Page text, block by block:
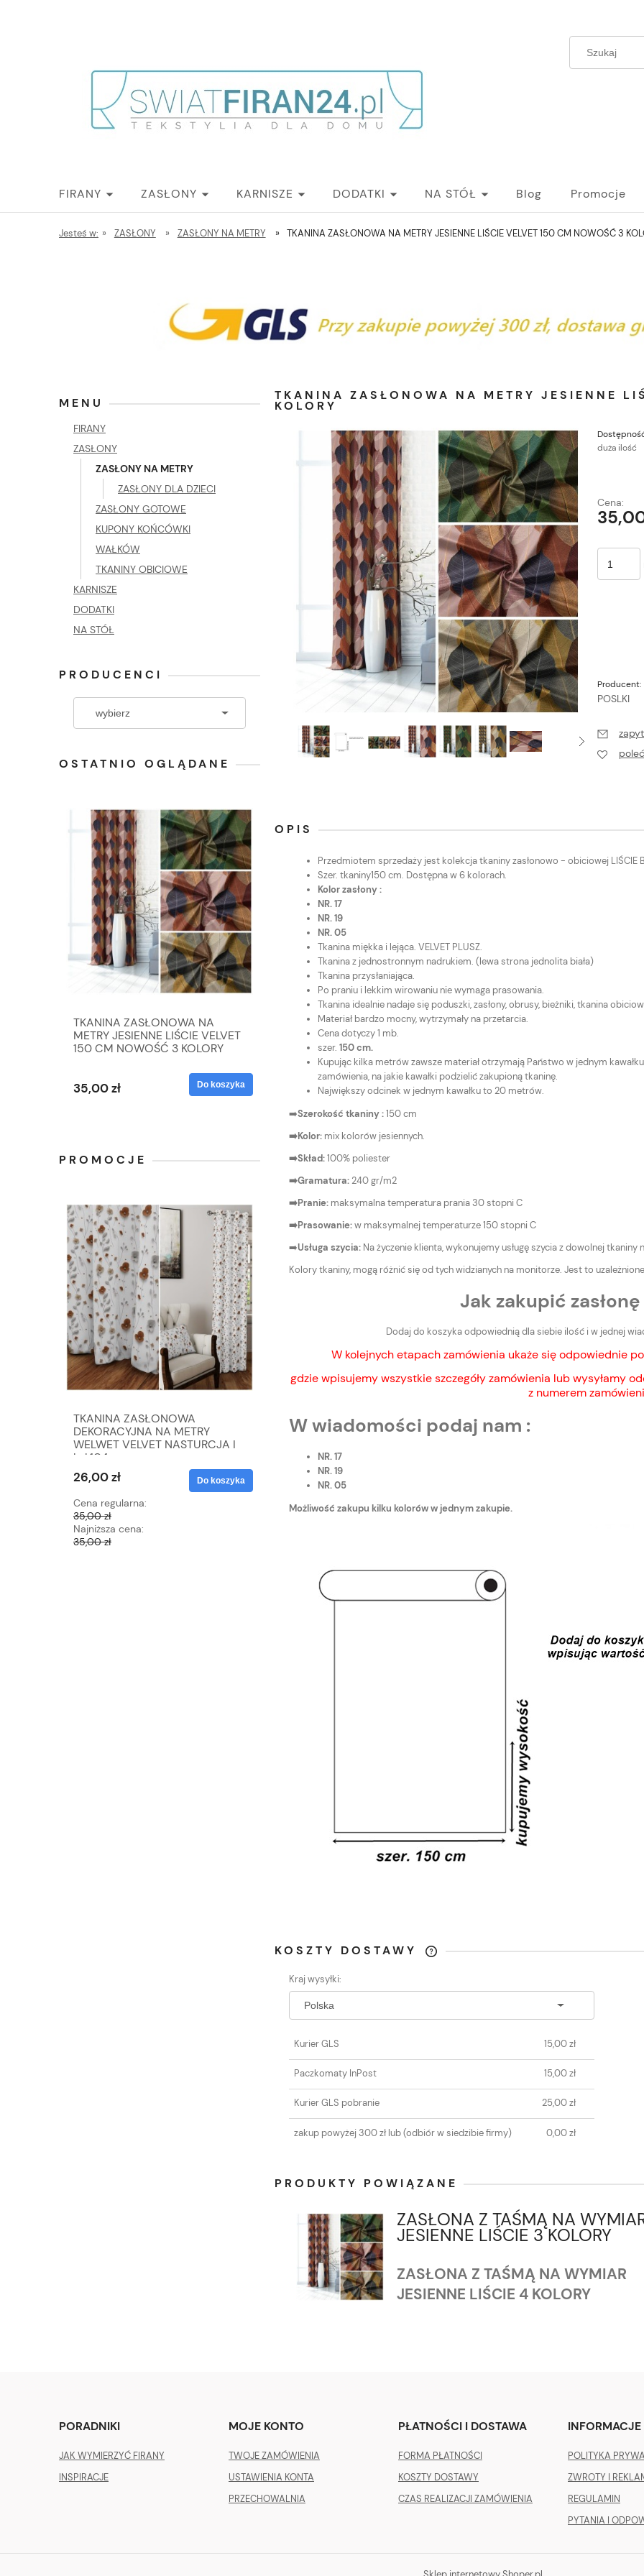
FIRANY ZASŁONY KARNISZE DODATKI NA STÓŁ Blog Promocje
Jesteś w: » ZASŁONY » ZASŁONY NA METRY » TKANINA ZASŁONOWA NA METRY JESIENNE LIŚCIE VELVET 150 CM NOWOŚĆ 3
MENU
FIRANY
ZASŁONY
ZASŁONY NA METRY
ZASŁONY DLA DZIECI
ZASŁONY GOTOWE
KUPONY KOŃCÓWKI
WAŁKÓW
TKANINY OBICIOWE
KARNISZE
DODATKI
NA STÓŁ
PRODUCENCI
OSTATNIO OGLĄDANE
TKANINA ZASŁONOWA NA
METRY JESIENNE LIŚCIE VELVET
150 CM NOWOŚĆ 3 KOLORY
35,00 zł Do koszyka
PROMOCJE
TKANINA ZASŁONOWA
DEKORACYJNA NA METRY
WELWET VELVET NASTURCJA I
kol.104
26,00 zł
Cena regularna:
35,00 zł
Najniższa cena:
35,00 zł
Do koszyka
TKANINA ZASŁONOWA
DEKORACYJNA NA METRY
26,00 zł
Cena regularna:
35,00 zł
TKANINA ZASŁONOWA
DEKORACYJNA NA METRY
Cena regularna:
35,00 zł
TKANINA ZASŁONOWA NA METRY JESIENNE
KOLORY
duża ilość
Cena:
Producent:
POSLKI
OPIS
Przedmiotem sprzedaży jest kolekcja tkaniny zasłonowo - obiciowej LIŚCIE
Szer. tkaniny150 cm. Dostępna w 6 kolorach.
Kolor zasłony :
NR. 17
NR. 19
NR. 05
Tkanina miękka i lejąca. VELVET PLUSZ.
Tkanina z jednostronnym nadrukiem. (lewa strona jednolita biała)
Tkanina przysłaniająca.
Po praniu i lekkim wirowaniu nie wymaga prasowania.
Tkanina idealnie nadaje się poduszki, zasłony, obrusy, bieżniki, tkanina
Materiał bardzo mocny, wytrzymały na przetarcia.
Cena dotyczy 1 mb.
szer. 150 cm.
Kupując kilka metrów zawsze materiał otrzymają Państwo w jednym
zamówienia, na jakie kawałki podzielić zakupioną tkaninę.
Największy odcinek w jednym kawałku to 20 metrów.
➡️Szerokość tkaniny :150 cm
➡️Kolor: mix kolorów jesiennych.
➡️Skład:100% poliester
➡️Gramatura:240 gr/m2
➡️Pranie: maksymalna temperatura prania 30 stopni C
➡️Prasowanie:w maksymalnej temperaturze 150 stopni C
➡️Usługa szycia: Na życzenie klienta, wykonujemy usługę szycia z dowolnej tkaniny
Kolory tkaniny, mogą różnić się od tych widzianych na monitorze. Jest to
Jak zakupić
Dodaj do koszyka odpowiednią dla siebie ilość i w jednej
W kolejnych etapach zamówienia ukaże się odpowiednie
gdzie wpisujemy wszystkie szczegóły zamówienia lub wysyłamy
z numerem
W wiadomości podaj nam :
NR. 17
NR. 19
NR. 05
Możliwość zakupu kilku kolorów w jednym zakupie.
KOSZTY DOSTAWY
EWENTUALNYCH KOSZTÓW
Kraj wysyłki:
Kurier GLS 15,00 zł
Paczkomaty InPost 15,00 zł
Kurier GLS pobranie 25,00 zł
zakup powyżej 300 zł lub(odbiór w siedzibie firmy) 0,00 zł
PRODUKTY POWIĄZANE
ZASŁONA Z TAŚMĄ NA
JESIENNE LIŚCIE 3 KOLORY
ZASŁONA Z TAŚMĄ NA WYMIAR
JESIENNE LIŚCIE 4 KOLORY
PORADNIKI
JAK WYMIERZYĆ FIRANY
INSPIRACJE
MOJE KONTO
TWOJE ZAMÓWIENIA
USTAWIENIA KONTA
PRZECHOWALNIA
PŁATNOŚCI I DOSTAWA
FORMA PŁATNOŚCI
KOSZTY DOSTAWY
CZAS REALIZACJI ZAMÓWIENIA
INFORMACJE
POLITYKA
ZWROTY I
REGULAMIN
PYTANIA I